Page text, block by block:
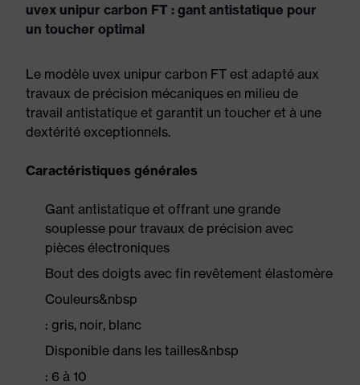
uvex unipur carbon FT : gant antistatique pour
un toucher optimal
Le modèle uvex unipur carbon FT est adapté aux
travaux de précision mécaniques en milieu de
travail antistatique et garantit un toucher et à une
dextérité exceptionnels.
Caractéristiques générales
Gant antistatique et offrant une grande
souplesse pour travaux de précision avec
pièces électroniques
Bout des doigts avec fin revêtement élastomère
Couleurs&nbsp
: gris, noir, blanc
Disponible dans les tailles&nbsp
: 6 à 10